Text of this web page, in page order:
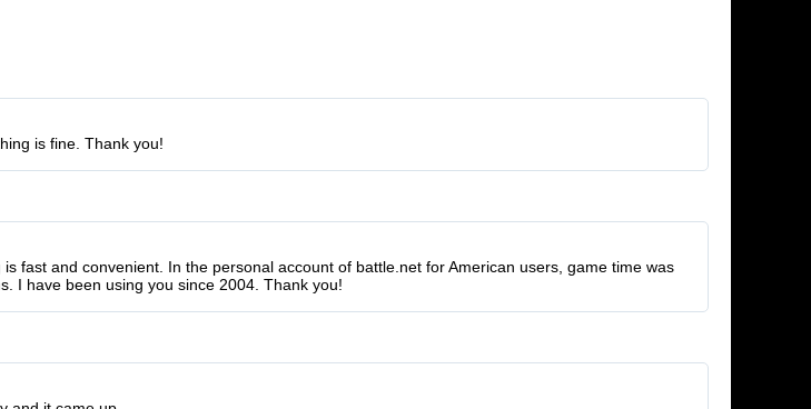
is fine. Thank you!
fast and convenient. In the personal account of battle.net for American users, game time was
I have been using you since 2004. Thank you!